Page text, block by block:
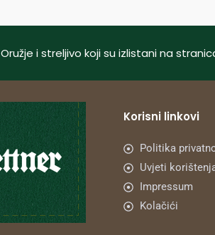
Oružje i streljivo koji su izlistani na
Korisni linkovi
Politika
Uvjeti
Impressum
Kolačići